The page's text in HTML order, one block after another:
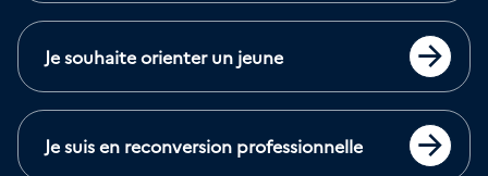
Je souhaite orienter un jeune
Je suis en reconversion professionnelle